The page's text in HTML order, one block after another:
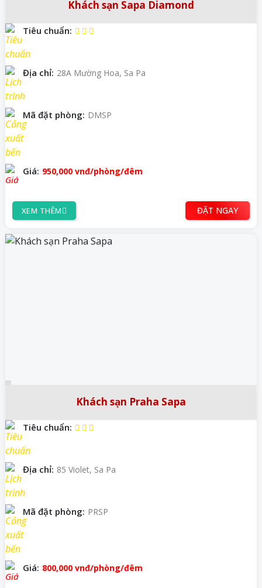
Khách sạn Sapa Diamond
Tiêu chuẩn:
Địa chỉ: 28A Mường Hoa, Sa Pa
Mã đặt phòng: DMSP
Giá: 950,000 vnđ/phòng/đêm
XEM THÊM ĐẶT NGAY
Khách sạn Praha Sapa
Tiêu chuẩn:
Địa chỉ: 85 Violet, Sa Pa
Mã đặt phòng: PRSP
Giá: 800,000 vnđ/phòng/đêm